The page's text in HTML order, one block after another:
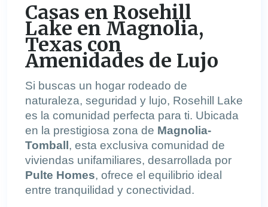
Casas en Rosehill
Lake en Magnolia,
Texas con
Amenidades de Lujo
Si buscas un hogar rodeado de
naturaleza, seguridad y lujo, Rosehill Lake
es la comunidad perfecta para ti. Ubicada
en la prestigiosa zona de Magnolia-
Tomball , esta exclusiva comunidad de
viviendas unifamiliares, desarrollada por
Pulte Homes, ofrece el equilibrio ideal
entre tranquilidad y conectividad.